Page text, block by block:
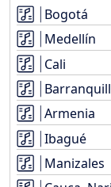
Bogotá
Medellín
Cali
Armenia
Ibagué
Manizales